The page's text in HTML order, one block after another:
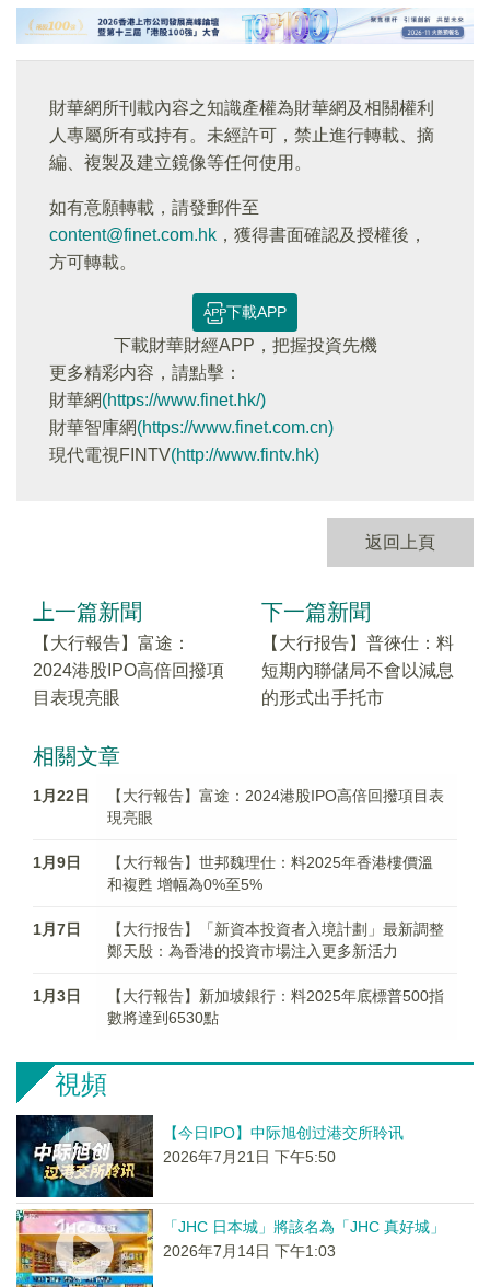
財華網所刊載內容之知識產權為財華網及相關權利
人專屬所有或持有。未經許可，禁止進行轉載、摘
編、複製及建立鏡像等任何使用。
如有意願轉載，請發郵件至
content@finet.com.hk ，獲得書面確認及授權後，
方可轉載。
下載APP
下載財華財經APP，把握投資先機
更多精彩内容，請點擊：
財華網(https://www.finet.hk/)
財華智庫網(https://www.finet.com.cn)
現代電視FINTV(http://www.fintv.hk)
返回上頁
上一篇新聞
【大行報告】富途：
2024港股IPO高倍回撥項
目表現亮眼
下一篇新聞
【大行报告】普徠仕：料
短期內聯儲局不會以減息
的形式出手托市
相關文章
1月22日
【大行報告】富途：2024港股IPO高倍回撥項目表
現亮眼
1月9日
【大行報告】世邦魏理仕：料2025年香港樓價溫
和複甦 增幅為0%至5%
1月7日
【大行报告】「新資本投資者入境計劃」最新調整
鄭天殷：為香港的投資市場注入更多新活力
1月3日
【大行報告】新加坡銀行：料2025年底標普500指
數將達到6530點
視頻
【今日IPO】中际旭创过港交所聆讯
2026年7月21日 下午5:50
「JHC 日本城」將該名為「JHC 真好城」
2026年7月14日 下午1:03